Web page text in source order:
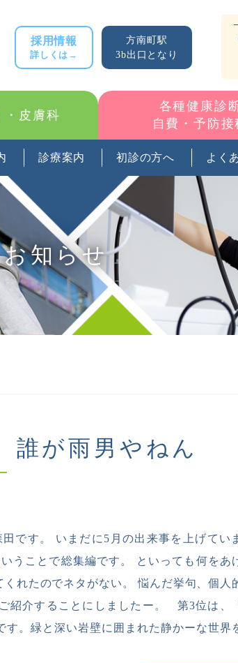
採用情報
詳しくは→
方南町駅
3b出口となり
・皮膚科
各種健康診
自費・予防接
診療案内 初診の方へ よく
お知らせ
が雨男やねん
です。 いまだに5月の出来事を上げてい
うことで総集編です。 といっても何をあ
れたのでネタがない。 悩んだ挙句、個人
紹介することにしましたー。 第3位は、
緑と深い岩壁に囲まれた静かーな世界